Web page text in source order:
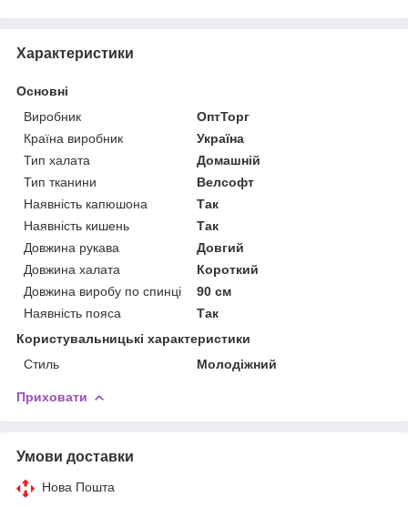
Характеристики
Основні
Виробник
ОптТорг
Країна виробник
Україна
Тип халата
Домашній
Тип тканини
Велсофт
Наявність капюшона
Так
Наявність кишень
Так
Довжина рукава
Довгий
Довжина халата
Короткий
Довжина виробу по спинці
90 см
Наявність пояса
Так
Користувальницькі характеристики
Стиль
Молодіжний
Приховати
Умови доставки
Нова Пошта